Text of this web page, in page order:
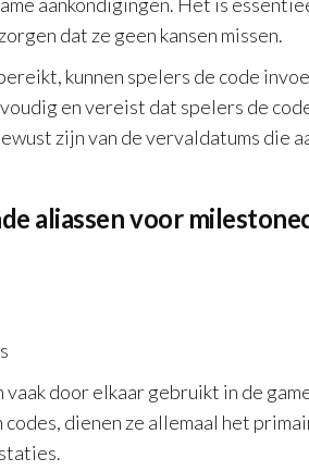
aankondigingen. Het is
dat ze geen kansen missen.
kunnen spelers de code
en vereist dat spelers de
zijn van de vervaldatums die
aliassen voor
door elkaar gebruikt in de
dienen ze allemaal het